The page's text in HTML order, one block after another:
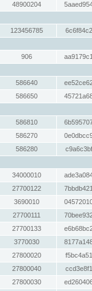
48900204
123456785
906
586640
586650
586810
586270
586280
34000010
27700122
3690010
27700111
27700133
3770030
27800020
27800040
27800030